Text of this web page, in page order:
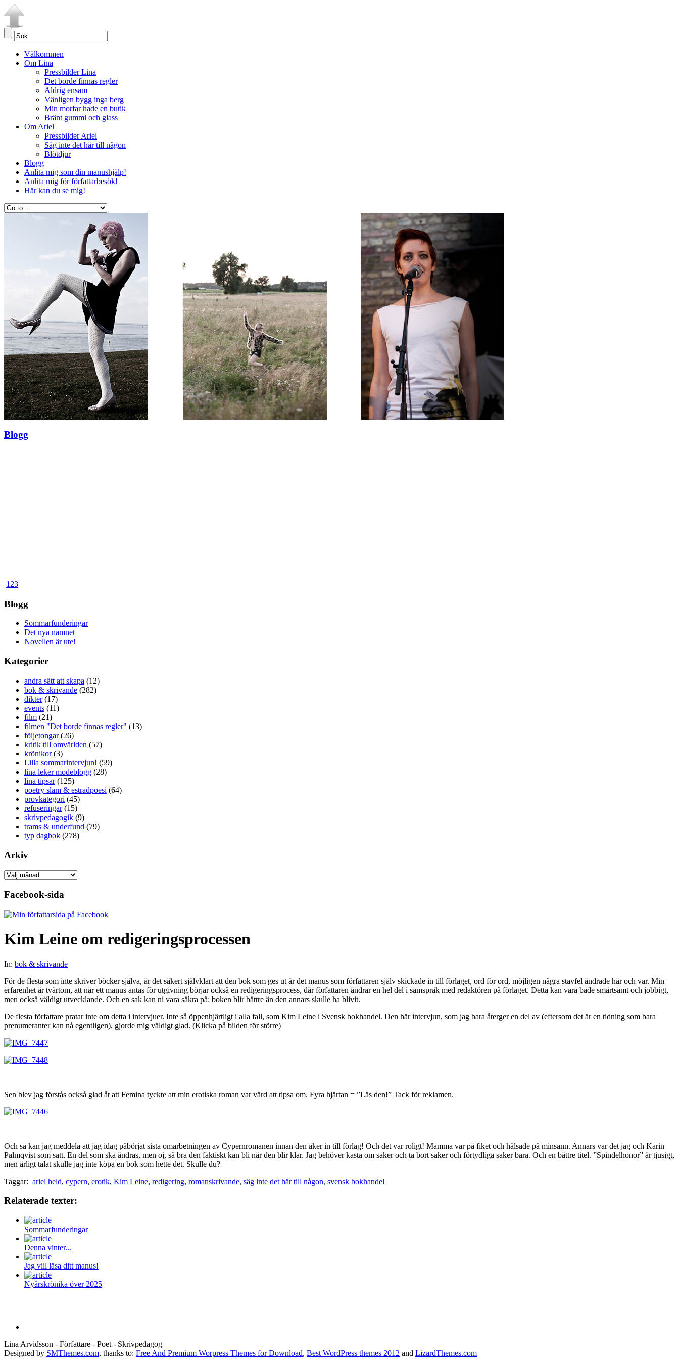
Välkommen
Om Lina
Pressbilder Lina
Det borde finnas regler
Aldrig ensam
Vänligen bygg inga berg
Min morfar hade en butik
Bränt gummi och glass
Om Ariel
Pressbilder Ariel
Säg inte det här till någon
Blötdjur
Blogg
Anlita mig som din manushjälp!
Anlita mig för författarbesök!
Här kan du se mig!
Blogg
1 23
Blogg
Sommarfunderingar
Det nya namnet
Novellen är ute!
Kategorier
andra sätt att skapa (12)
bok & skrivande (282)
dikter(17)
events (11)
film (21)
filmen "Det borde finnas regler" (13)
följetongar(26)
kritik till omvärlden (57)
krönikor(3)
Lilla sommarintervjun! (59)
lina leker modeblogg (28)
lina tipsar(125)
poetry slam & estradpoesi (64)
provkategori (45)
refuseringar(15)
skrivpedagogik (9)
trams & underfund (79)
typ dagbok (278)
Arkiv
Arkiv
Facebook-sida
Kim Leine om redigeringsprocessen
In: bok & skrivande
För de flesta som inte skriver böcker själva, är det säkert självklart att den bok som ges ut är det manus som författaren själv skickade in till förlaget, ord för ord, möjligen några stavfel ändrade här och var. Min
erfarenhet är tvärtom, att när ett manus antas för utgivning börjar också en redigeringsprocess, där författaren ändrar en hel del i samspråk med redaktören på förlaget. Detta kan vara både smärtsamt och jobbigt,
men också väldigt utvecklande. Och en sak kan ni vara säkra på: boken blir bättre än den annars skulle ha blivit.
De flesta författare pratar inte om detta i intervjuer. Inte så öppenhjärtligt i alla fall, som Kim Leine i Svensk bokhandel. Den här intervjun, som jag bara återger en del av (eftersom det är en tidning som bara
prenumeranter kan nå egentligen), gjorde mig väldigt glad. (Klicka på bilden för större)
Sen blev jag förstås också glad åt att Femina tyckte att min erotiska roman var värd att tipsa om. Fyra hjärtan = ”Läs den!” Tack för reklamen.
Och så kan jag meddela att jag idag påbörjat sista omarbetningen av Cypernromanen innan den åker in till förlag! Och det var roligt! Mamma var på fiket och hälsade på minsann. Annars var det jag och Karin
Palmqvist som satt. En del som ska ändras, men oj, så bra den faktiskt kan bli när den blir klar. Jag behöver kasta om saker och ta bort saker och förtydliga saker bara. Och en bättre titel. ”Spindelhonor” är tjusigt,
men ärligt talat skulle jag inte köpa en bok som hette det. Skulle du?
Taggar: ariel held, cypern, erotik, Kim Leine, redigering, romanskrivande, säg inte det här till någon, svensk bokhandel
Relaterade texter:
Sommarfunderingar
Denna vinter...
Jag vill läsa ditt manus!
Nyårskrönika över 2025
Lina Arvidsson - Författare - Poet - Skrivpedagog
Designed by SMThemes.com, thanks to: Free And Premium Worpress Themes for Download, Best WordPress themes 2012 and LizardThemes.com